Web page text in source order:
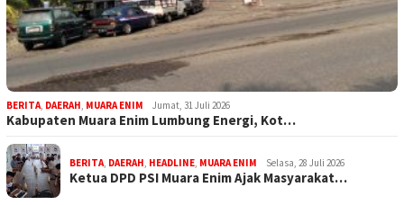
BERITA, DAERAH, MUARA ENIM Jumat, 31 Juli 2026
Kabupaten Muara Enim Lumbung Energi, Kot…
BERITA, DAERAH, HEADLINE, MUARA ENIM Selasa, 28 Juli 2026
Ketua DPD PSI Muara Enim Ajak Masyarakat…